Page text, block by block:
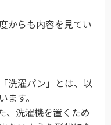
からも内容を見てい
洗濯パン」とは、以
す。
、洗濯機を置くため